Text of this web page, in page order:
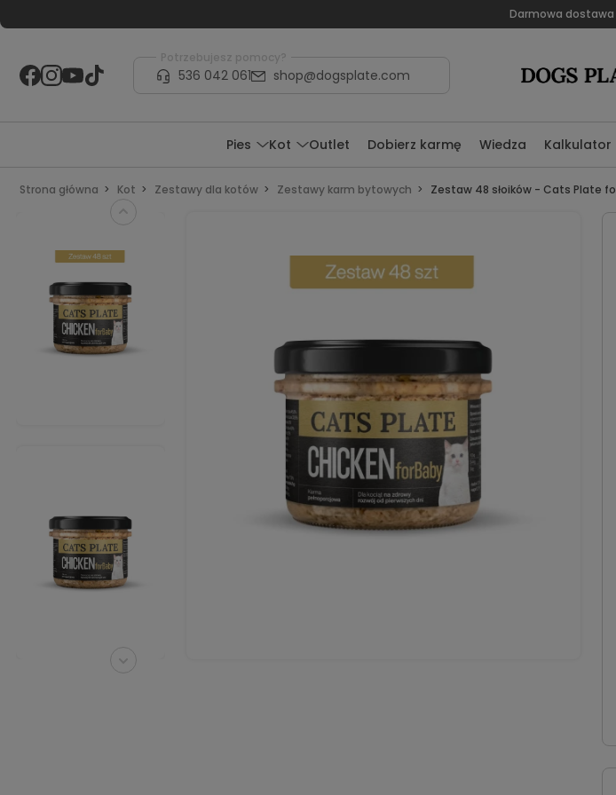
Darmowa dostawa
Potrzebujesz pomocy?
536 042 061 shop@dogsplate.com
Pies Kot Outlet Dobierz karmę Wiedza Kalkulator
Strona główna Kot Zestawy dla kotów Zestawy karm bytowych Zestaw 48 słoików - Cats Plate